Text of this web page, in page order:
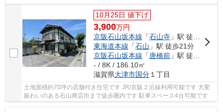
10月25日 値下げ
3,900万円
京阪石山坂本線 「石山寺」駅 徒歩14分
東海道本線 「石山 」駅 徒歩21分
京阪石山坂本線 「唐橋前」駅 徒歩17分
- / 8K / 186.10㎡
滋賀県大津市国分１丁目
土地面積約70坪の店舗付き住宅です JR/京阪２沿線利用可能です 大変
賑わいのある石山商店街まで徒歩圏内です 駐車スペース4台可能です